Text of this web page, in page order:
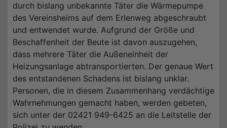
durch bislang unbekannte Täter die Wärmepumpe
des Vereinsheims auf dem Erlenweg abgeschraubt
und entwendet wurde. Aufgrund der Größe und
Beschaffenheit der Beute ist davon auszugehen,
dass mehrere Täter die Außeneinheit der
Heizungsanlage abtransportierten. Der genaue Wert
des entstandenen Schadens ist bislang unklar.
Personen, die in diesem Zusammenhang verdächtige
Wahrnehmungen gemacht haben, werden gebeten,
sich unter der 02421 949-6425 an die Leitstelle der